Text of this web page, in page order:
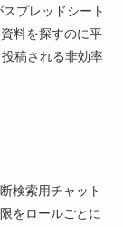
プレッドシート
料を探すのに平
稿される非効率
検索用チャット
をロールごとに